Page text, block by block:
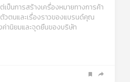
เป็นการสร้างเครื่องหมายทางการค้า
วตนและเรื่องราวของแบรนด์คุณ
ค่านิยมและจุดยืนของบริษัท